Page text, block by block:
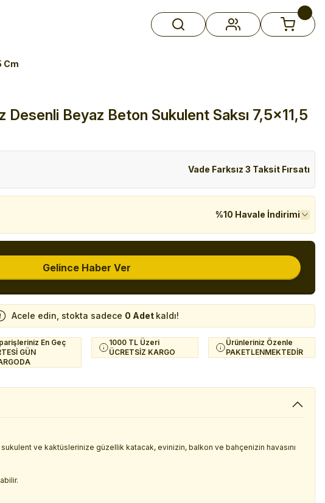
Cm
Desenli Beyaz Beton Sukulent Saksı 7,5x11,5
Vade Farksız 3 Taksit Fırsatı
%10 Havale İndirimi
Gelince Haber Ver
Acele edin, stokta sadece 0 Adet kaldı!
En Geç
GÜN
1000 TL Üzeri
ÜCRETSİZ KARGO
Ürünleriniz Özenle
PAKETLENMEKTEDİR
sukulent ve kaktüslerinize güzellik katacak, evinizin, balkon ve bahçenizin havasını